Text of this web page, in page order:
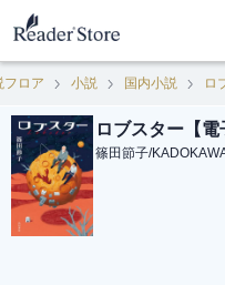
フロア 小説 国内小説 ロ
ロブスター【電
篠田節子/